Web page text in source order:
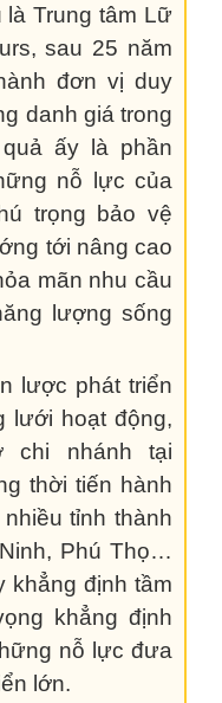
là Trung tâm Lữ
sau 25 năm
đơn vị duy
danh giá trong
ấy là phần
nỗ lực của
trọng bảo vệ
tới nâng cao
mãn nhu cầu
lượng sống
lược phát triển
lưới hoạt động,
chi nhánh tại
thời tiến hành
tỉnh thành
Phú Thọ…
khẳng định tầm
khẳng định
nỗ lực đưa
lớn.